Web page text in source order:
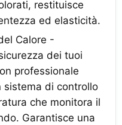
restituisce
ed elasticità.
Calore -
dei tuoi
professionale
sistema di controllo
che monitora il
Garantisce una